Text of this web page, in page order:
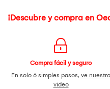
¡Descubre y compra en
Compra fácil y seguro
En solo 6 simples pasos, ve nuestro
video